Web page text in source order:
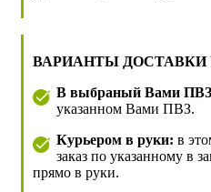
ВАРИАНТЫ ДОСТАВКИ
В выбраный Вами
указанном Вами ПВЗ.
Курьером в руки: в
заказ по указанному в
прямо в руки.